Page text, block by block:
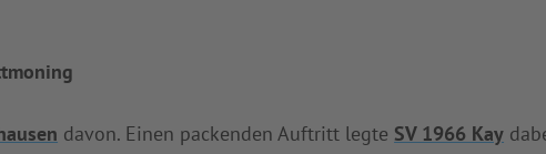
davon. Einen packenden Auftritt legte SV 1966 Kay